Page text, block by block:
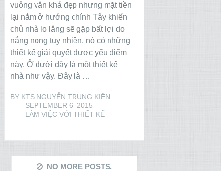
vuông vắn khá đẹp nhưng mặt tiền
lại nằm ở hướng chính Tây khiến
chủ nhà lo lắng sẽ gặp bất lợi do
nắng nóng tuy nhiên, nó có những
thiết kế giải quyết được yếu điểm
này. Ở dưới đây là một thiết kế
nhà như vậy. Đây là …
BY KTS.NGUYỄN TRUNG KIÊN
SEPTEMBER 6, 2015
LÀM VIỆC VỚI THIẾT KẾ
NO MORE POSTS.